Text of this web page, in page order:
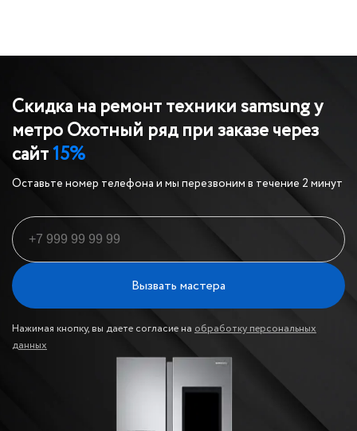
Скидка на ремонт техники samsung у
метро Охотный рядпри заказе через
сайт15%
Оставьте номер телефона и мы перезвоним в течение 2 минут
Вызвать мастера
Нажимая кнопку, вы даете согласие на обработку персональных
данных